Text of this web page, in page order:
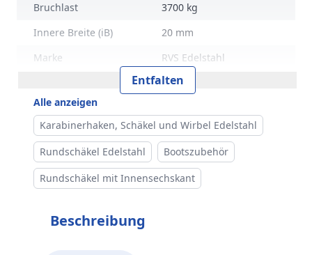
Bruchlast
3700 kg
Innere Breite (iB)
20 mm
Marke
RVS Edelstahl
Entfalten
Alle anzeigen
Karabinerhaken, Schäkel und Wirbel Edelstahl
Rundschäkel Edelstahl
Bootszubehör
Rundschäkel mit Innensechskant
Beschreibung